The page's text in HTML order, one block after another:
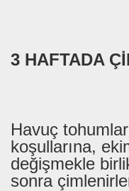
3 HAFTADA
Havuç
koşullarına,
değişmekle
sonra